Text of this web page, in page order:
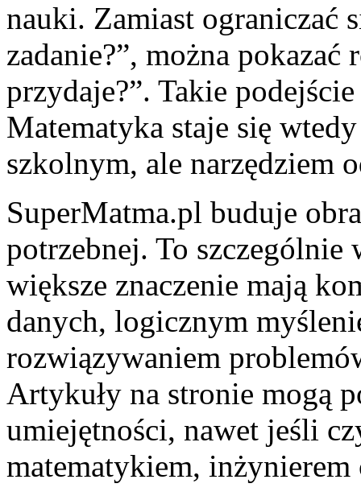
nauki. Zamiast ograniczać
zadanie?”, można
przydaje?”. Takie
Matematyka staje się
szkolnym, ale narzędziem
SuperMatma.pl buduje
potrzebnej. To szczególnie
większe znaczenie mają
danych, logicznym
rozwiązywaniem
Artykuły na stronie mogą
umiejętności, nawet jeśli
matematykiem, inżynierem